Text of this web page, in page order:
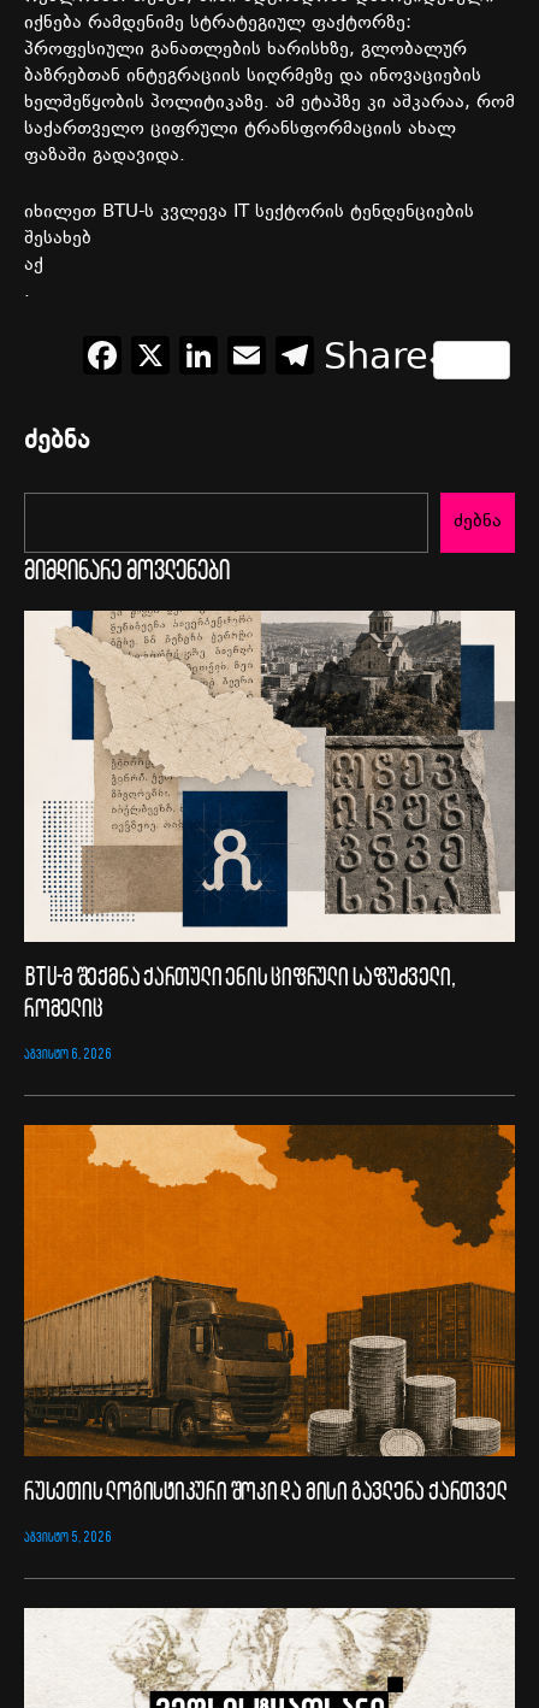
იქნება რამდენიმე სტრატეგიულ ფაქტორზე:
პროფესიული განათლების ხარისხზე, გლობალურ
ბაზრებთან ინტეგრაციის სიღრმეზე და ინოვაციების
ხელშეწყობის პოლიტიკაზე. ამ ეტაპზე კი აშკარაა, რომ
საქართველო ციფრული ტრანსფორმაციის ახალ
ფაზაში გადავიდა.
იხილეთ BTU-ს კვლევა IT სექტორის ტენდენციების
შესახებ
აქ
.
Facebook
X LinkedIn
EmailTelegram
Share
ძებნა
ძებნა
მიმდინარე მოვლენები
BTU-მ შექმნა ქართული ენის ციფრული საფუძველი,
რომელიც
ᲐᲒᲕᲘᲡᲢᲝ 6, 2026
რუსეთის ლოგისტიკური შოკი და მისი გავლენა ქართველ
ᲐᲒᲕᲘᲡᲢᲝ 5, 2026